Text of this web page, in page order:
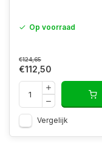
Op voorraad
€124,65
€112,50
Vergelijk